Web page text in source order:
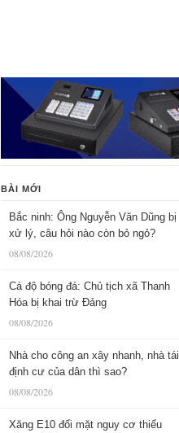
BÀI MỚI
Bắc ninh: Ông Nguyễn Văn Dũng bị
xử lý, câu hỏi nào còn bỏ ngỏ?
08/08/2026
Cá độ bóng đá: Chủ tịch xã Thanh
Hóa bị khai trừ Đảng
08/08/2026
Nhà cho công an xây nhanh, nhà tái
định cư của dân thì sao?
08/08/2026
Xăng E10 đối mặt nguy cơ thiếu